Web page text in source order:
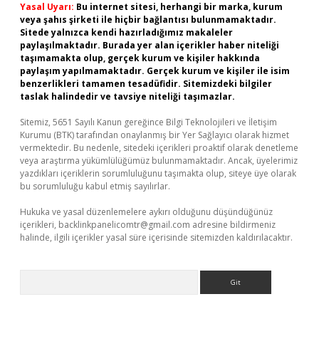
Yasal Uyarı: Bu internet sitesi, herhangi bir marka, kurum
veya şahıs şirketi ile hiçbir bağlantısı bulunmamaktadır.
Sitede yalnızca kendi hazırladığımız makaleler
paylaşılmaktadır. Burada yer alan içerikler haber niteliği
taşımamakta olup, gerçek kurum ve kişiler hakkında
paylaşım yapılmamaktadır. Gerçek kurum ve kişiler ile isim
benzerlikleri tamamen tesadüfidir. Sitemizdeki bilgiler
taslak halindedir ve tavsiye niteliği taşımazlar.
Sitemiz, 5651 Sayılı Kanun gereğince Bilgi Teknolojileri ve İletişim
Kurumu (BTK) tarafından onaylanmış bir Yer Sağlayıcı olarak hizmet
vermektedir. Bu nedenle, sitedeki içerikleri proaktif olarak denetleme
veya araştırma yükümlülüğümüz bulunmamaktadır. Ancak, üyelerimiz
yazdıkları içeriklerin sorumluluğunu taşımakta olup, siteye üye olarak
bu sorumluluğu kabul etmiş sayılırlar.
Hukuka ve yasal düzenlemelere aykırı olduğunu düşündüğünüz
içerikleri, backlinkpanelicomtr@gmail.com adresine bildirmeniz
halinde, ilgili içerikler yasal süre içerisinde sitemizden kaldırılacaktır.